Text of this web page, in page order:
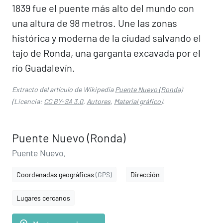
1839 fue el puente más alto del mundo con
una altura de 98 metros. Une las zonas
histórica y moderna de la ciudad salvando el
tajo de Ronda, una garganta excavada por el
río Guadalevín.
Extracto del artículo de WikipediaPuente Nuevo (Ronda)
(Licencia: CC BY-SA 3.0, Autores, Material gráfico).
Puente Nuevo (Ronda)
Puente Nuevo,
Coordenadas geográficas (GPS) Dirección
Lugares cercanos